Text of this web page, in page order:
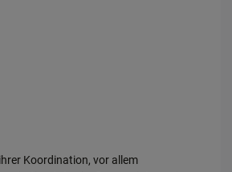
Koordination, vor allem